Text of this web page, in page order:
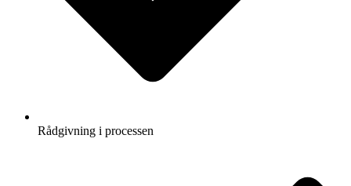
Rådgivning i processen